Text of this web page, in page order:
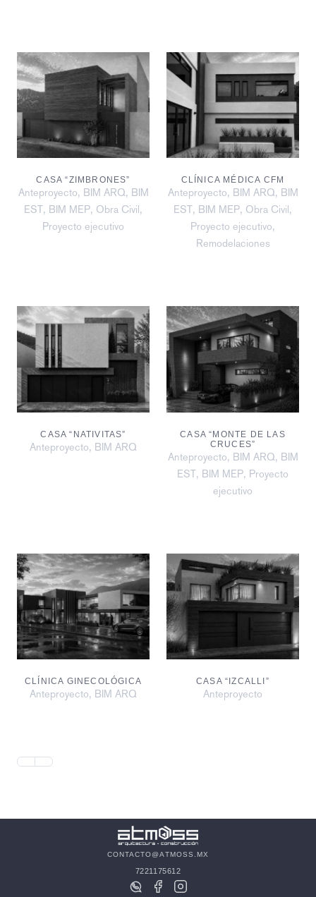
CASA “ZIMBRONES”
Anteproyecto, BIM ARQ, BIM
EST , BIM MEP, Obra Civil,
Proyecto ejecutivo
CLÍNICA MÉDICA CFM
Anteproyecto, BIM ARQ, BIM
EST , BIM MEP, Obra Civil,
Proyecto ejecutivo,
Remodelaciones
CASA “NATIVITAS”
Anteproyecto, BIM ARQ
CASA “MONTE DE LAS
CRUCES”
Anteproyecto, BIM ARQ, BIM
EST , BIM MEP, Proyecto
ejecutivo
CLÍNICA GINECOLÓGICA
Anteproyecto, BIM ARQ
CASA “IZCALLI”
Anteproyecto
CONTACTO@ATMOSS.MX
7221175612